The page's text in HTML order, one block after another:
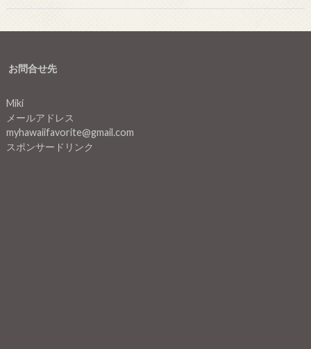
お問合せ先
Miki
メールアドレス
myhawaiifavorite@gmail.com
スポンサードリンク